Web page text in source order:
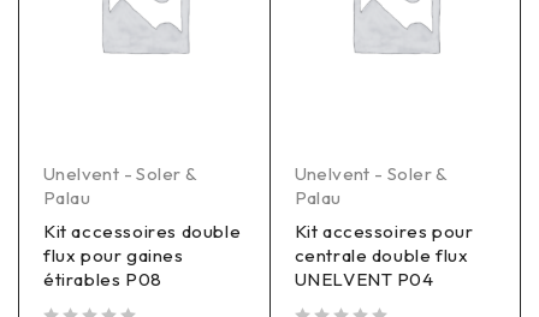
Unelvent - Soler &
Palau
Kit accessoires double
flux pour gaines
étirables P08
Unelvent - Soler &
Palau
Kit accessoires pour
centrale double flux
UNELVENT P04